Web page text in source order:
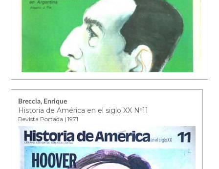
Breccia, Enrique
Historia de América en el siglo XX Nº11
Revista Portada | 1971